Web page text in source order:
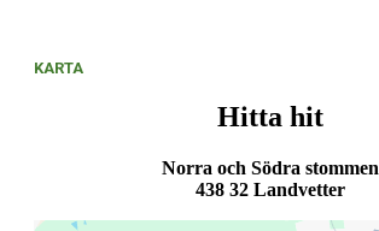
KARTA
Hitta hit
Norra och Södra stommen
438 32 Landvetter